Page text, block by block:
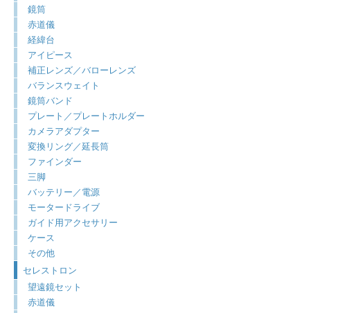
鏡筒
赤道儀
経緯台
アイピース
補正レンズ／バローレンズ
バランスウェイト
鏡筒バンド
プレート／プレートホルダー
カメラアダプター
変換リング／延長筒
ファインダー
三脚
バッテリー／電源
モータードライブ
ガイド用アクセサリー
ケース
その他
セレストロン
望遠鏡セット
赤道儀